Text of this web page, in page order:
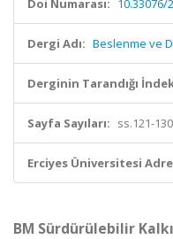
Doi Numarası: 10.33076/
Dergi Adı: Beslenme ve
Derginin Tarandığı
Sayfa Sayıları: ss.121-130
Erciyes Üniversitesi
BM Sürdürülebilir